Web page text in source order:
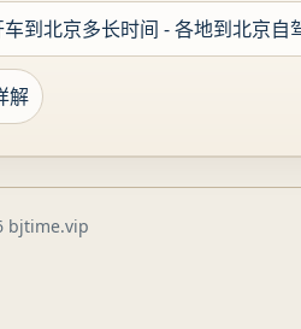
车到北京多长时间 - 各地到北京自
解
bjtime.vip